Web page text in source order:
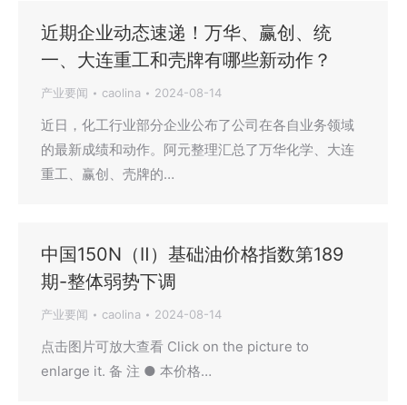
近期企业动态速递！万华、赢创、统
一、大连重工和壳牌有哪些新动作？
产业要闻 caolina 2024-08-14
近日，化工行业部分企业公布了公司在各自业务领域
的最新成绩和动作。阿元整理汇总了万华化学、大连
重工、赢创、壳牌的…
中国150N（Ⅱ）基础油价格指数第189
期-整体弱势下调
产业要闻 caolina 2024-08-14
点击图片可放大查看 Click on the picture to
enlarge it. 备 注 ● 本价格…